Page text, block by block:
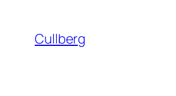
innehåll
Cullberg